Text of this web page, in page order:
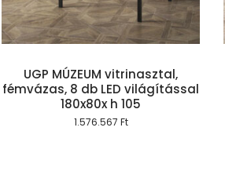
UGP MÚZEUM vitrinasztal,
fémvázas, 8 db LED világítással
180x80x h 105
1.576.567 Ft